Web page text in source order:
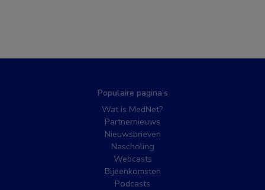
Populaire pagina’s
Wat is MedNet?
Partnernieuws
Nieuwsbrieven
Nascholing
Webcasts
Bijeenkomsten
Podcasts